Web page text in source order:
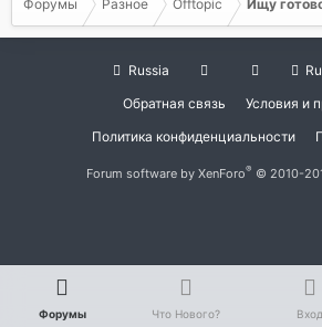
Форумы Разное Offtopic Ищу
Russia
Обратная связь
Условия и
Политика конфиденциальности
Forum software by XenForo® © 2010-
Форумы Что Нового? Вход